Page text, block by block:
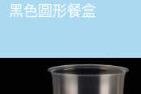
黑色圆形餐盒